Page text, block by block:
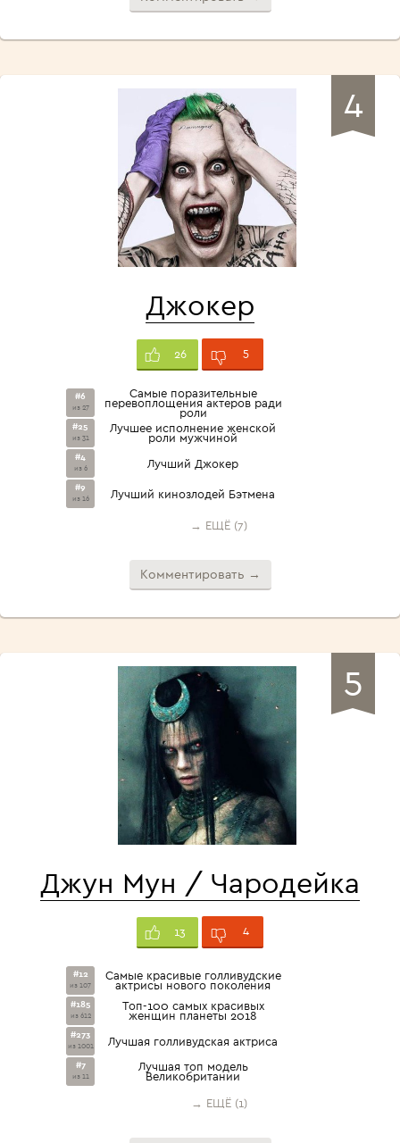
4
Джокер
26 5
#6
из 27
Самые поразительные
перевоплощения актеров ради
роли
#25
из 31
Лучшее исполнение женской
роли мужчиной
#4
из 6 Лучший Джокер
#9
из 16 Лучший кинозлодей Бэтмена
→ ЕЩЁ (7)
Комментировать →
5
Джун Мун / Чародейка
13 4
#12
из 107
Самые красивые голливудские
актрисы нового поколения
#185
из 612
Топ-100 самых красивых
женщин планеты 2018
#273
из 1001 Лучшая голливудская актриса
#7
из 11
Лучшая топ модель
Великобритании
→ ЕЩЁ (1)